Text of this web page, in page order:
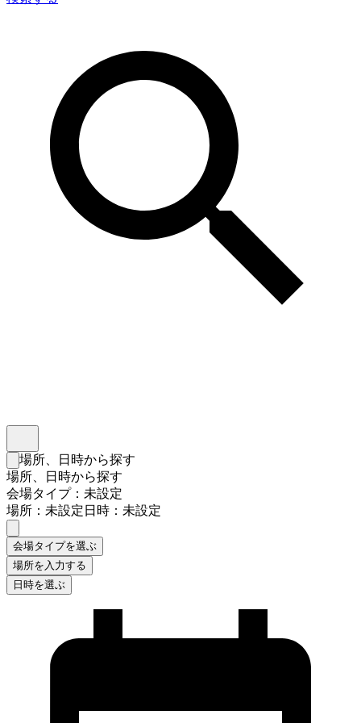
検索フォームを閉じる
場所、日時から探す
場所、日時から探す
会場タイプ：未設定
場所：未設定日時：未設定
会場タイプを選ぶ
場所を入力する
日時を選ぶ